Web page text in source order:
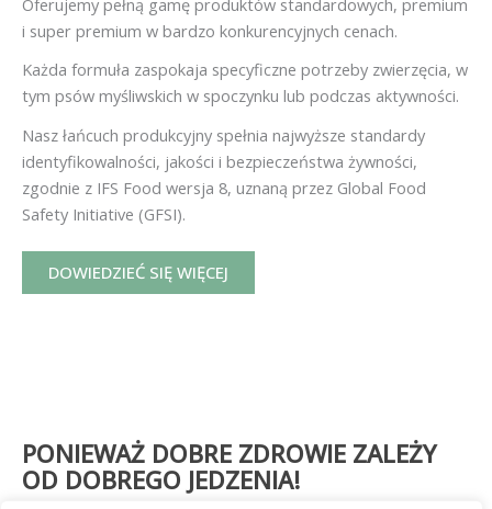
i super premium w bardzo konkurencyjnych cenach.
Każda formuła zaspokaja specyficzne potrzeby zwierzęcia, w
tym psów myśliwskich w spoczynku lub podczas aktywności.
Nasz łańcuch produkcyjny spełnia najwyższe standardy
identyfikowalności, jakości i bezpieczeństwa żywności,
zgodnie z IFS Food wersja 8, uznaną przez Global Food
Safety Initiative (GFSI).
DOWIEDZIEĆ SIĘ WIĘCEJ
PONIEWAŻ DOBRE ZDROWIE ZALEŻY
OD DOBREGO JEDZENIA!